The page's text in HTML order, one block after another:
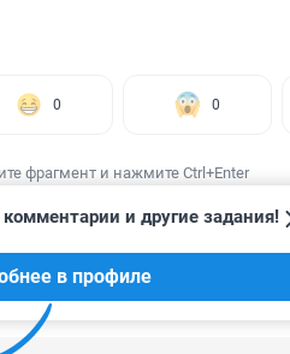
0 0
фрагмент и нажмите Ctrl+Enter
и другие задания!
в профиле